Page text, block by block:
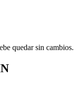
quedar sin cambios.